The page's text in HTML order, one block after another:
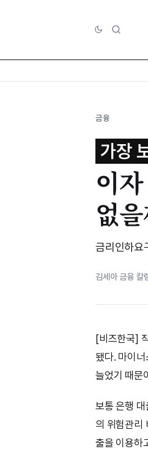
금융
가장
이
없
금리인하요
김세아 금융 칼
[비즈한국]
됐다. 마이
늘었기 때문
보통 은행
의 위험관리
출을 이용하